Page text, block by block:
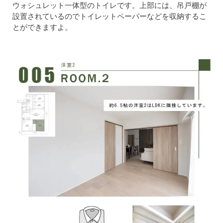
ウォシュレット一体型のトイレです。上部には、吊戸棚が
設置されているのでトイレットペーパーなどを収納するこ
とができますよ。